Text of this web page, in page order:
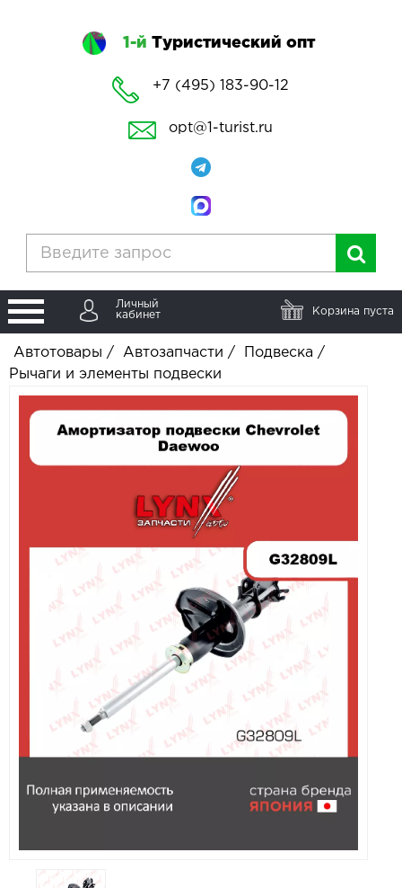
1-й Туристический опт
+7 (495) 183-90-12
opt@1-turist.ru
Личный
кабинет
Корзина пуста
Автотовары / Автозапчасти / Подвеска /
Рычаги и элементы подвески